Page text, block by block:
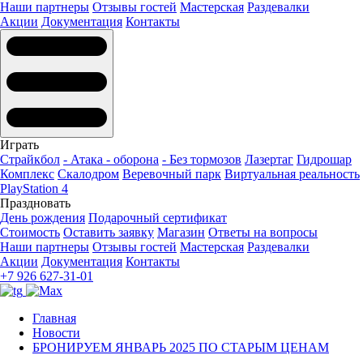
Наши партнеры Отзывы гостей Мастерская Раздевалки
Акции Документация Контакты
Играть
Страйкбол - Атака - оборона - Без тормозов Лазертаг Гидрошар
Комплекс Скалодром Веревочный парк Виртуальная реальность
PlayStation 4
Праздновать
День рождения Подарочный сертификат
Стоимость Оставить заявку Магазин Ответы на вопросы
Наши партнеры Отзывы гостей Мастерская Раздевалки
Акции Документация Контакты
+7 926 627-31-01
Главная
Новости
БРОНИРУЕМ ЯНВАРЬ 2025 ПО СТАРЫМ ЦЕНАМ